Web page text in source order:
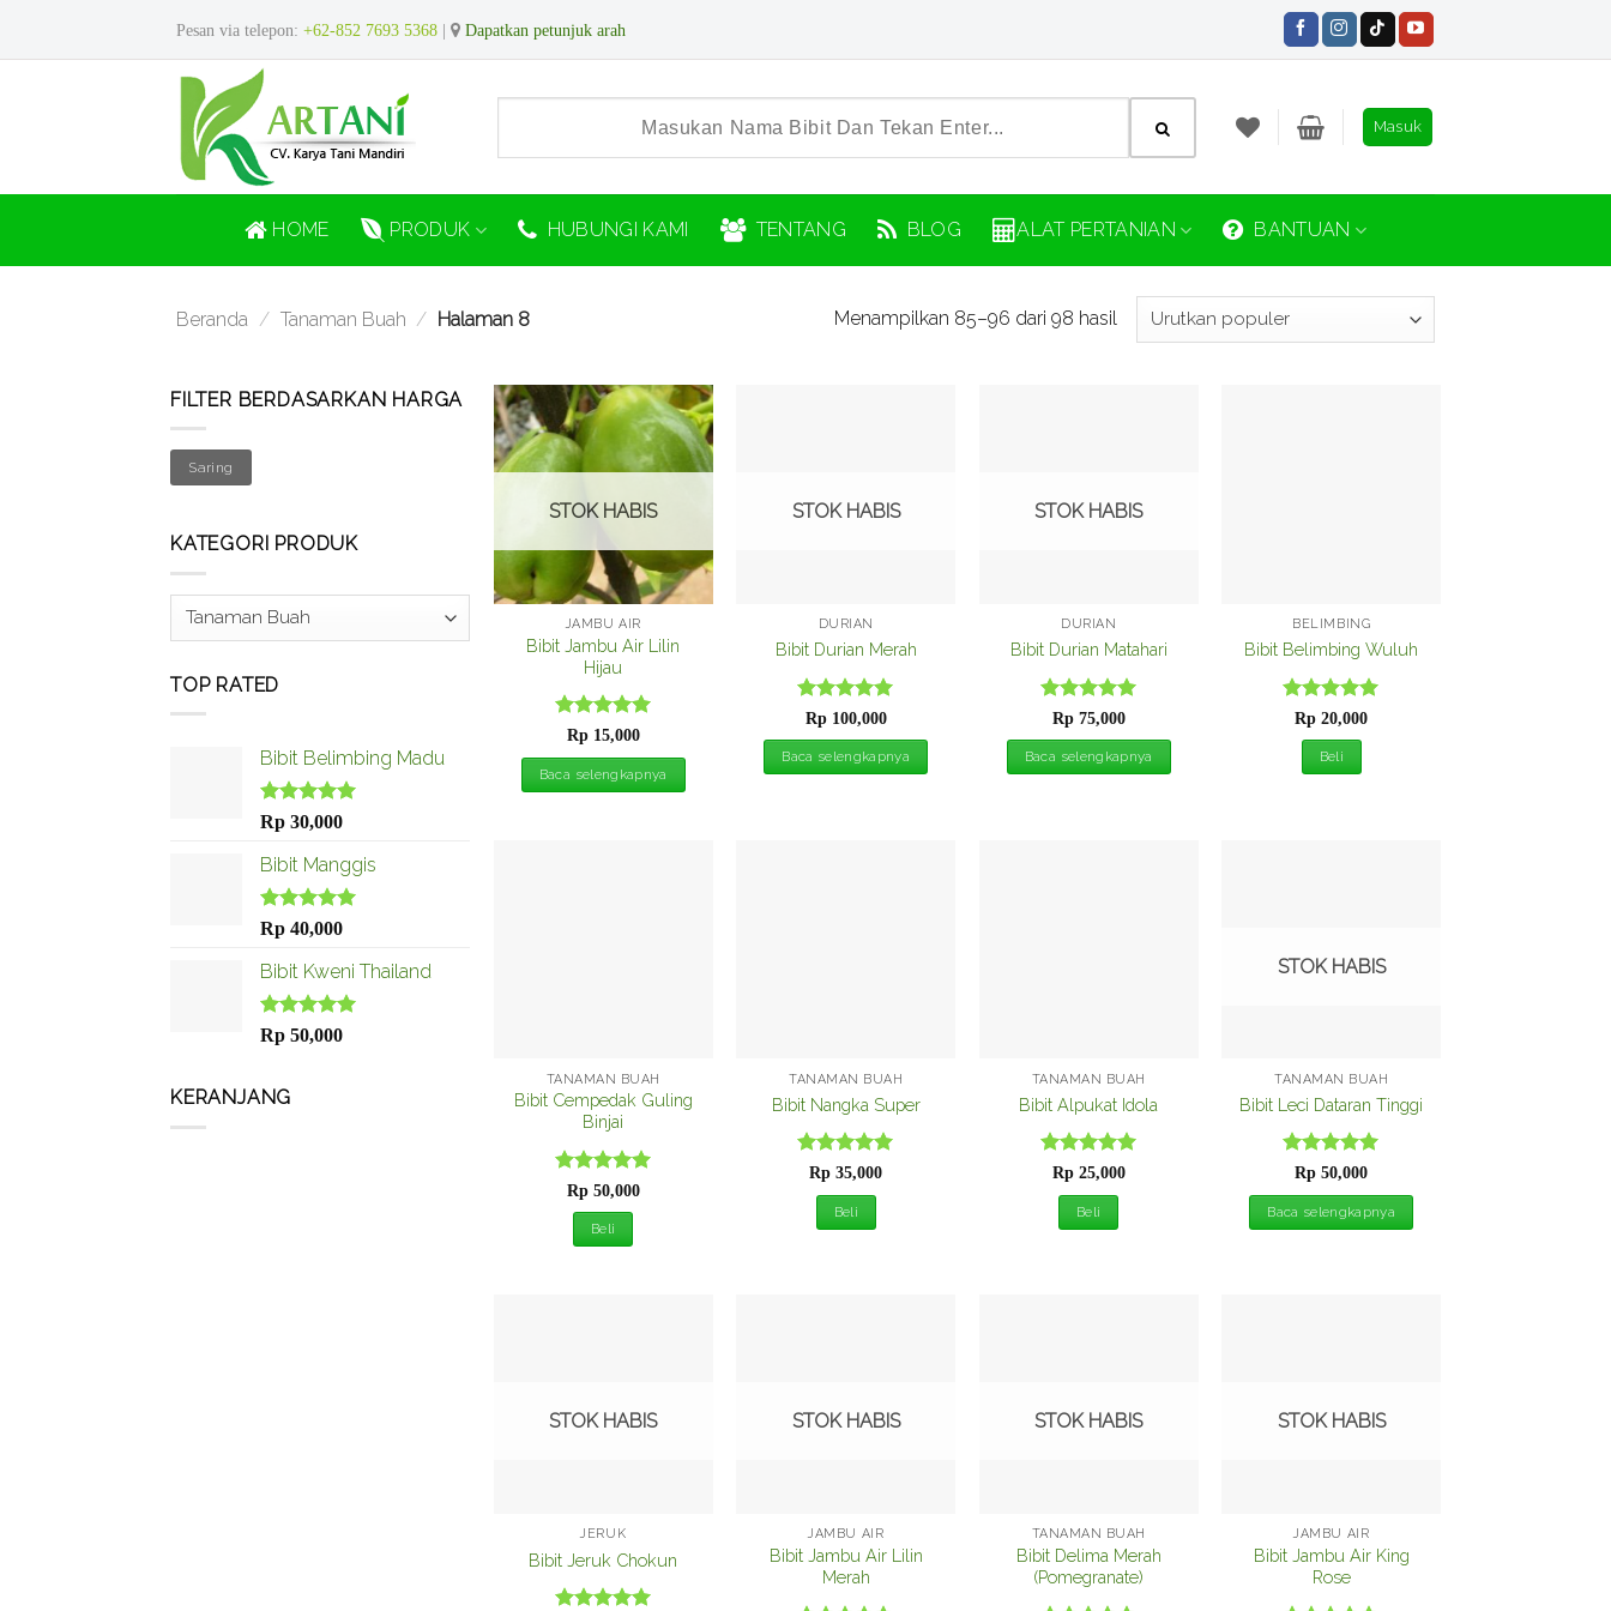
Pesan via telepon: +62-852 7693 5368 | Dapatkan petunjuk arah
Masuk
HOME PRODUK HUBUNGI KAMI TENTANG BLOG ALAT PERTANIAN BANTUAN
Beranda / Tanaman Buah / Halaman 8 Menampilkan 85–96 dari 98 hasil
FILTER BERDASARKAN HARGA
Harga
Min
Harga
MaxSaring
KATEGORI PRODUK
TOP RATED
Bibit Belimbing Madu
Dinilai5.00
dari 5
Rp 30,000
Bibit Manggis
Dinilai5.00
dari 5
Rp 40,000
Bibit Kweni Thailand
Dinilai5.00
dari 5
Rp 50,000
KERANJANG
Tambah
ke
STOK HABIS
JAMBU AIR
Bibit Jambu Air Lilin
Hijau
Dinilai5
Rp15,000
Baca selengkapnya
STOK HABIS
DURIAN
Bibit Durian Merah
Dinilai 5
Rp100,000
Baca selengkapnya
STOK HABIS
DURIAN
Bibit Durian Matahari
Dinilai5
Rp75,000
Baca selengkapnya
BELIMBING
Bibit Belimbing Wuluh
Dinilai5
Rp 20,000
Beli
TANAMAN BUAH
Bibit Cempedak Guling
Binjai
Dinilai5
Rp50,000
Beli
TANAMAN BUAH
Bibit Nangka Super
Dinilai5
Rp 35,000
Beli
TANAMAN BUAH
Bibit Alpukat Idola
Dinilai5
Rp25,000
Beli
STOK HABIS
TANAMAN BUAH
Bibit Leci Dataran Tinggi
Dinilai5
Rp 50,000
Baca selengkapnya
STOK HABIS
JERUK
Bibit Jeruk Chokun
STOK HABIS
JAMBU AIR
Bibit Jambu Air Lilin
Merah
STOK HABIS
TANAMAN BUAH
Bibit Delima Merah
(Pomegranate)
STOK HABIS
JAMBU AIR
Bibit Jambu Air King
Rose